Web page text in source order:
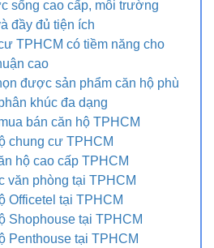
sống cao cấp, môi trường
đầy đủ tiện ích
TPHCM có tiềm năng cho
cao
được sản phẩm căn hộ phù
khúc đa dạng
bán căn hộ TPHCM
chung cư TPHCM
hộ cao cấp TPHCM
văn phòng tại TPHCM
Officetel tại TPHCM
Shophouse tại TPHCM
Penthouse tại TPHCM